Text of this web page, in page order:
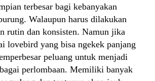
terbesar bagi kebanyakan
Walaupun harus dilakukan
rutin dan konsisten. Namun jika
lovebird yang bisa ngekek panjang
peluang untuk menjadi
perlombaan. Memiliki banyak